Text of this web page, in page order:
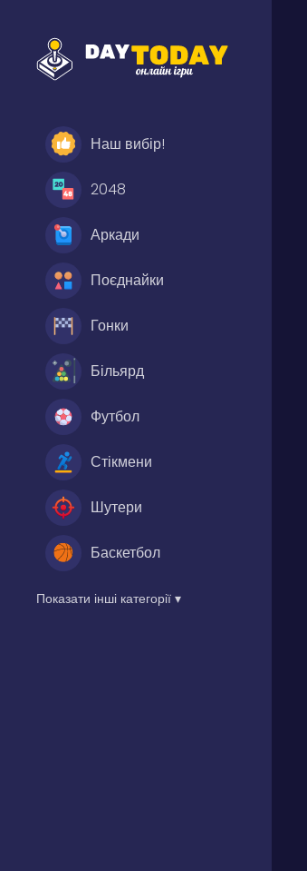
Наш вибір!
2048
Аркади
Поєднайки
Гонки
Більярд
Футбол
Стікмени
Шутери
Баскетбол
Показати інші категорії ▾